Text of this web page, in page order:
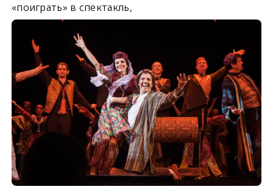
«поиграть» в спектакль,